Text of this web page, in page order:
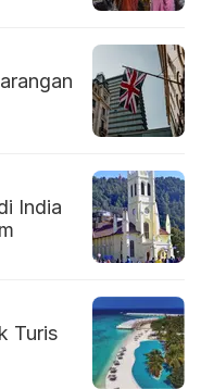
India
Turis